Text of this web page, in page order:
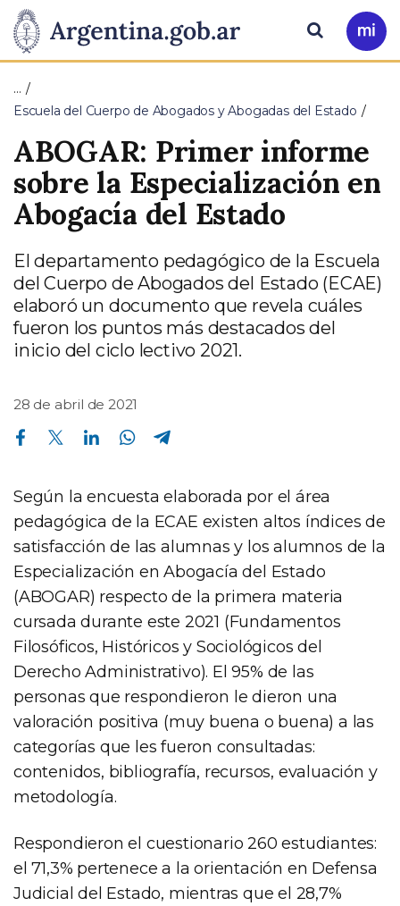
Presidencia
de
la
Nación
Pasar al contenido principal
Ir
a
Buscar
…
Escuela del Cuerpo de Abogados y Abogadas del Estado
ABOGAR: Primer informe
sobre la Especialización en
Abogacía del Estado
El departamento pedagógico de la Escuela
del Cuerpo de Abogados del Estado (ECAE)
elaboró un documento que revela cuáles
fueron los puntos más destacados del
inicio del ciclo lectivo 2021.
28 de abril de 2021
Compartir en Facebook Compartir en Twitter Compartir en Linkedin Compartir en Whatsapp
Según la encuesta elaborada por el área
pedagógica de la ECAE existen altos índices de
satisfacción de las alumnas y los alumnos de la
Especialización en Abogacía del Estado
(ABOGAR) respecto de la primera materia
cursada durante este 2021 (Fundamentos
Filosóficos, Históricos y Sociológicos del
Derecho Administrativo). El 95% de las
personas que respondieron le dieron una
valoración positiva (muy buena o buena) a las
categorías que les fueron consultadas:
contenidos, bibliografía, recursos, evaluación y
metodología.
Respondieron el cuestionario 260 estudiantes:
el 71,3% pertenece a la orientación en Defensa
Judicial del Estado, mientras que el 28,7%